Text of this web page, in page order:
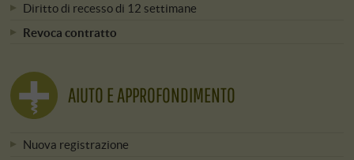
Diritto di recesso di 12 settimane
Revoca contratto
AIUTO E APPROFONDIMENTO
Nuova registrazione